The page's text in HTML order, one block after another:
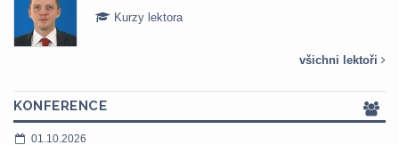
Kurzy lektora
všichni lektoři
KONFERENCE
01.10.2026